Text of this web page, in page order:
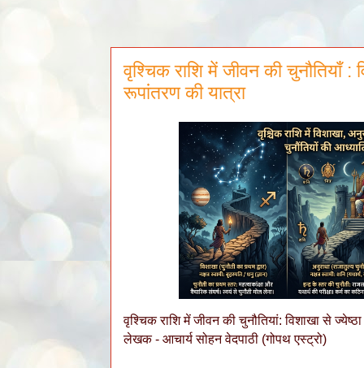
वृश्चिक राशि में जीवन की चुनौतियाँ
रूपांतरण की यात्रा
वृश्चिक राशि में जीवन की चुनौतियां: विशाखा से
लेखक - आचार्य सोहन वेदपाठी (गोपथ एस्ट्रो)